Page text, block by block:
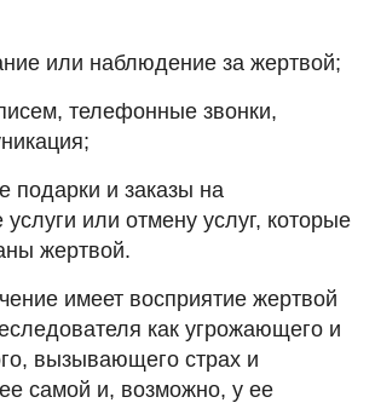
или наблюдение за жертвой;
телефонные звонки,
подарки и заказы на
или отмену услуг, которые
жертвой.
имеет восприятие жертвой
как угрожающего и
вызывающего страх и
самой и, возможно, у ее